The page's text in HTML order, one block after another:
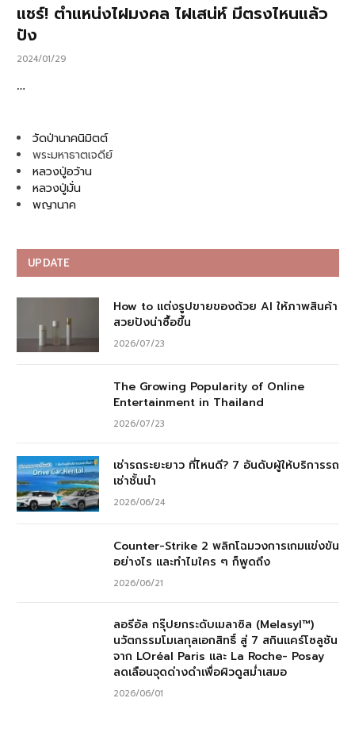
แชร์! ตำแหน่งไฝมงคล ไฝเสน่ห์ มีตรงไหนแล้ว
ปัง
2024/01/29
…
วัดป่านาคนิมิตต์
พระมหาธาตเจดีย์
หลวงปู่อว้าน
หลวงปู่มั่น
พญานาค
UPDATE
How to แต่งรูปขายของด้วย AI ให้ภาพสินค้า
สวยปังน่าซื้อขึ้น
2026/07/23
The Growing Popularity of Online
Entertainment in Thailand
2026/07/23
เช่ารถระยะยาว ที่ไหนดี? 7 อันดับผู้ให้บริการรถ
เช่าชั้นนำ
2026/06/24
Counter-Strike 2 พลิกโฉมวงการเกมแข่งขัน
อย่างไร และทำไมใคร ๆ ก็พูดถึง
2026/06/21
ลอรีอัล กรุ๊ปยกระดับเมลาซิล (Melasyl™)
นวัตกรรมโมเลกุลเอกสิทธิ์ สู่ 7 สกินแคร์โซลูชัน
จาก LOréal Paris และ La Roche- Posay
ลดเลือนจุดด่างดำเพื่อผิวดูสม่ำเสมอ
2026/06/01